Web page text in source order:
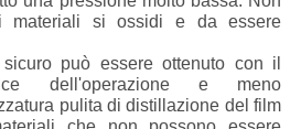
materiali si ossidi e da essere
può essere ottenuto con il
dell'operazione e meno
pulita di distillazione del film